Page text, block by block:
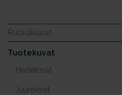
Ruokakuvat
Tuotekuvat
Hedelmät
Juurekset